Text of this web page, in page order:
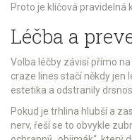
Proto je klíčová
Léčba a
Volba léčby závisí přímo
craze lines stačí někdy jen
estetika a odstranily
Pokud je trhlina hlubší a
nerv, řeší se to obvykle